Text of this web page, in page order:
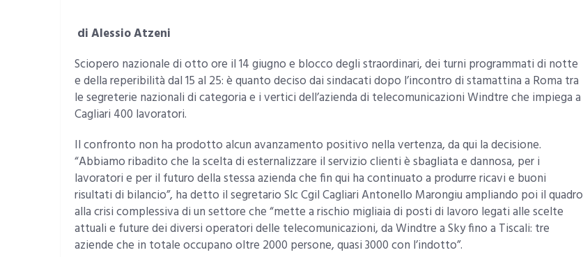
di Alessio Atzeni
Sciopero nazionale di otto ore il 14 giugno e blocco degli straordinari, dei turni programmati di notte
e della reperibilità dal 15 al 25: è quanto deciso dai sindacati dopo l’incontro di stamattina a Roma tra
le segreterie nazionali di categoria e i vertici dell’azienda di telecomunicazioni Windtre che impiega a
Cagliari 400 lavoratori.
Il confronto non ha prodotto alcun avanzamento positivo nella vertenza, da qui la decisione.
“Abbiamo ribadito che la scelta di esternalizzare il servizio clienti è sbagliata e dannosa, per i
lavoratori e per il futuro della stessa azienda che fin qui ha continuato a produrre ricavi e buoni
risultati di bilancio”, ha detto il segretario Slc Cgil Cagliari Antonello Marongiu ampliando poi il quadro
alla crisi complessiva di un settore che “mette a rischio migliaia di posti di lavoro legati alle scelte
attuali e future dei diversi operatori delle telecomunicazioni, da Windtre a Sky fino a Tiscali: tre
aziende che in totale occupano oltre 2000 persone, quasi 3000 con l’indotto”.